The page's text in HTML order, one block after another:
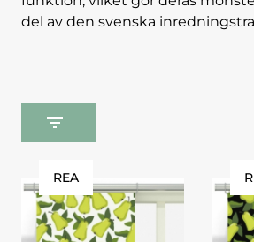
del av den svenska
REA